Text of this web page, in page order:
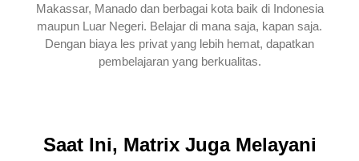
Makassar, Manado dan berbagai kota baik di Indonesia
maupun Luar Negeri. Belajar di mana saja, kapan saja.
Dengan biaya les privat yang lebih hemat, dapatkan
pembelajaran yang berkualitas.
Saat Ini, Matrix Juga Melayani